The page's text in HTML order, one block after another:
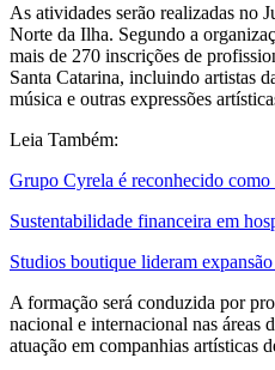
As atividades serão realizadas no
Norte da Ilha. Segundo a
mais de 270 inscrições de
Santa Catarina, incluindo artistas
música e outras expressões
Leia Também:
Grupo Cyrela é reconhecido
Sustentabilidade financeira em
Studios boutique lideram
A formação será conduzida por
nacional e internacional nas áreas
atuação em companhias artísticas